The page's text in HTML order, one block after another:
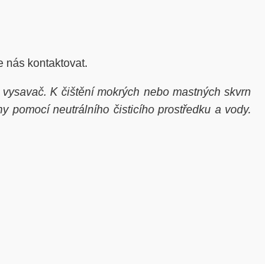
nás kontaktovat.
K čištění mokrých nebo mastných skvrn
pomocí neutrálního čisticího prostředku a vody.